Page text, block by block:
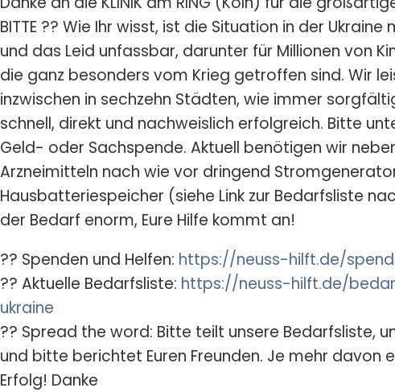
BITTE ?? Wie Ihr wisst, ist die Situation in der
und das Leid unfassbar, darunter für Millionen von
die ganz besonders vom Krieg getroffen sind. Wir
inzwischen in sechzehn Städten, wie immer
schnell, direkt und nachweislich erfolgreich. Bitte
Geld- oder Sachspende. Aktuell benötigen wir
Arzneimitteln nach wie vor dringend
Hausbatteriespeicher (siehe Link zur Bedarfsliste
der Bedarf enorm, Eure Hilfe kommt an!
?? Spenden und Helfen: https://neuss-hilft.de/
?? Aktuelle Bedarfsliste: https://neuss-hilft.de/
ukraine
?? Spread the word: Bitte teilt unsere Bedarfsliste,
und bitte berichtet Euren Freunden. Je mehr davon
Erfolg! Danke